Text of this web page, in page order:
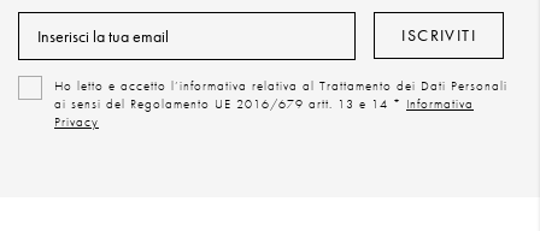
ISCRIVITI
Ho letto e accetto l’informativa relativa al Trattamento dei Dati Personali
ai sensi del Regolamento UE 2016/679 artt. 13 e 14 * Informativa
Privacy